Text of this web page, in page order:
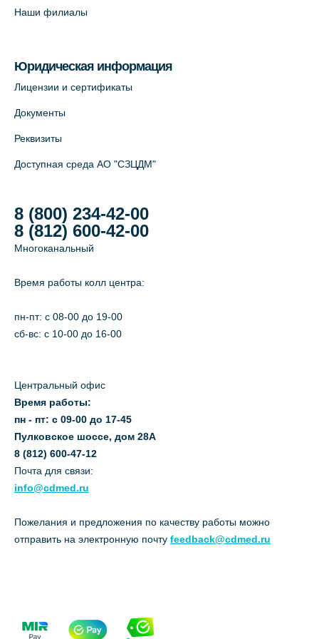
+7 (812) 565-11-12
Лабораторный терминал на Большом
+7 (812) 565-11-12
На карте
Наши филиалы
Юридическая информация
Лицензии и сертификаты
Документы
Реквизиты
Доступная среда АО "СЗЦДМ"
8 (800) 234-42-00
8 (812) 600-42-00
Многоканальный
Время работы колл центра:
пн-пт: c 08-00 до 19-00
сб-вс: с 10-00 до 16-00
Центральный офис
Время работы:
пн - пт: с 09-00 до 17-45
Пулковское шоссе, дом 28А
8 (812) 600-47-12
Почта для связи:
info@cdmed.ru
Пожелания и предложения по качеству работы можно
отправить на электронную почту feedback@cdmed.ru